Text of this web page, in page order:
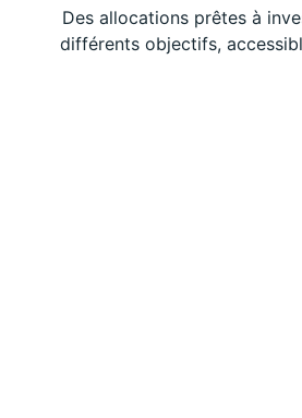
Des allocations prêtes à
différents objectifs,